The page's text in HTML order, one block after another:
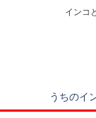
インコ
うちのイ